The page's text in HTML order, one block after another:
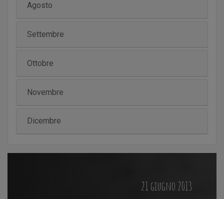
Agosto
Settembre
Ottobre
Novembre
Dicembre
21 giugno 2013